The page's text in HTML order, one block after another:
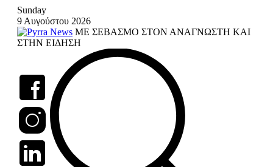
Skip
content
Sunday
9 Αυγούστου 2026
ΜΕ ΣΕΒΑΣΜΟ ΣΤΟΝ ΑΝΑΓΝΩΣΤΗ ΚΑΙ
ΣΤΗΝ ΕΙΔΗΣΗ